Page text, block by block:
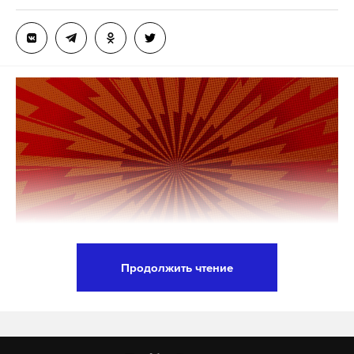
После удаления MAX из App Store владельцы
уведомления о звонках и сообщениях.
Разработчики рекомендовали пользователям
самостоятельно открывать приложение, чтобы не
пропускать важные уведомления.
Глава Минцифры Максут Шадаев заявил, что
удаление MAX ограничило доступ к приложению
(ТиНАО) передали участникам специальной
Продолжить чтение